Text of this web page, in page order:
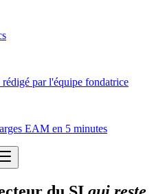
par l'équipe fondatrice
EAM en 5 minutes